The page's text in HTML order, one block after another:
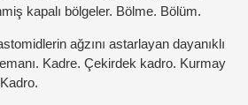
kapalı bölgeler. Bölme. Bölüm.
ağzını astarlayan dayanıklı
Kadre. Çekirdek kadro. Kurmay